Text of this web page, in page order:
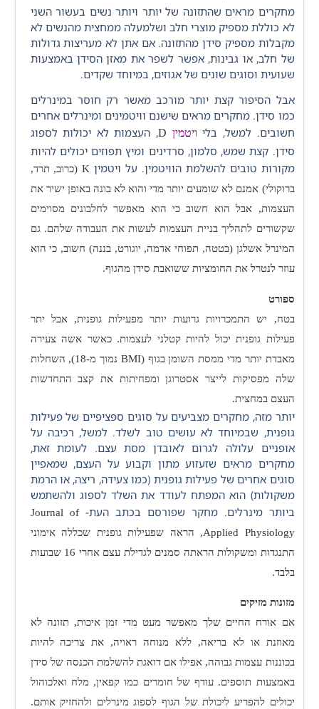
מחקרים מראים שהתזונה של יותר ויותר נשים בעשור השני
לא כוללת מספיק מוצרי חלב ושלמעלה ממחצית מהנשים לא
מקבלות מספיק סידן מהתזונה. אם אתן לא מעריצות גדולות
של חלב, או גבינות, אפשר לשפר את מאזן הסידן באמצעות
שעועית וסוגים שונים של אגוזים, במיוחד שקדים.
אבל הסיפור קצת יותר מורכב מאשר רק חוסר במינרלים
כמו סידן. מחקרים מראים שישנם וויטמינים ומינרלים אחרים
חשובים. למשל, בלי ויטמין D, העצמות לא יכולות לספוג
סידן. קצת שמש, סלמון, סרדינים ומיץ תפוזים יכולים להיות
מקורות טובים להשלמת הוויטמין. על ויטמין K (כרוב, תרד,
ברוקולי) אמנם לא שומעים יותר מדי והוא לא בונה באופן ישיר את
העצמות, אבל הוא חשוב כי הוא מאפשר לחלבונים מסוימים
שקשורים לתהליך בניית העצמות לעשות את העבודה שלהם. גם
המינרל אשלגן (בטטה, תפוחי אדמה, יוגורט, בננה) חשוב, כי הוא
עוזר לנטרל את החומציות ששואבת סידן מהגוף.
ספורט
בטח, יש התמכרויות גרועות יותר מפעילות גופנית, אבל יתר
פעילות גופנית יכול להיות קטלני לעצמות. כאשר אשה צעירה
מאבדת יותר מדי ממסת השומן בגוף (BMI
נמוך מ-18), השחלות
שלה מפסיקות לייצר אסטרוגן ומפחיתות את קצב התחדשות
העצם במחצית.
יותר מזה, מחקרים מצביעים על סוגים ספציפיים של פעילות
גופנית, שבמיוחד לא עושים טוב לשלד. למשל, רכיבה על
אופניים עלולה לגרום לאובדן מסת עצם. לעומת זאת,
מחקרים מראים שזעזוע מתון וקבוע על העצם, שמאפיין
סוגים אחרים של פעילות גופנית (כמו צעידה, ריצה, או הרמת
משקולות) הוא המפתח לעודד את השלד לספוג ולהשתמש
ביותר מינרלים. מחקר שפורסם בכתב העת-Journal of
Applied Physiology, הראה שפעילות גופנית שכללה אימוני
התנגדות ומשקולות הראתה סמנים לגדילת עצם אחרי 16 שבועות
בלבד.
מזונות מזיקים
אם אורח החיים שלך מאפשר מעט מדי זמן איכות, תזונה לא
מאוזנת או לא בריאה, ללא מנוחה ראויה, את צריכה להיות
בכוננות עצמות גבוהה, אפילו אם דואגת להשלמת הכנסה של סידן
באמצעות תוספים. עודף של חומרים כמו קפאין, מלח ואלכוהול
יכולים להפריע ליכולת של הגוף לספוג מינרלים ולהחזיק אותם.